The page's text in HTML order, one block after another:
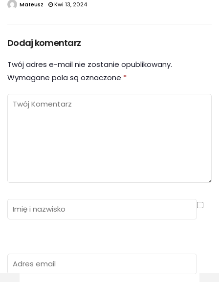
Mateusz Kwi 13, 2024
Dodaj komentarz
Twój adres e-mail nie zostanie opublikowany.
Wymagane pola są oznaczone *